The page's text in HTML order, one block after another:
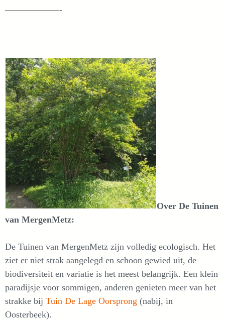
——————-
Over De Tuinen
van MergenMetz:
De Tuinen van MergenMetz zijn volledig ecologisch. Het
ziet er niet strak aangelegd en schoon gewied uit, de
biodiversiteit en variatie is het meest belangrijk. Een klein
paradijsje voor sommigen, anderen genieten meer van het
strakke bij Tuin De Lage Oorsprong (nabij, in
Oosterbeek).